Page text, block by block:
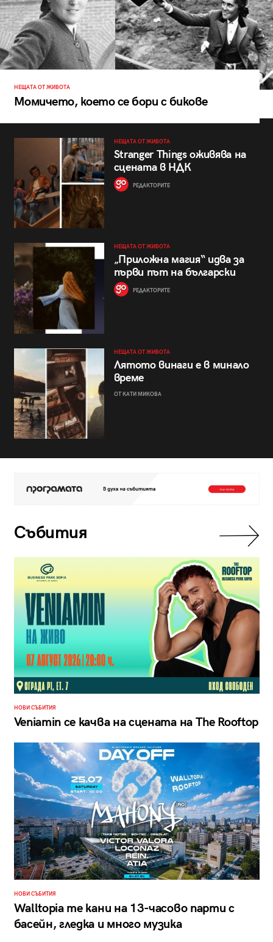
НЕЩАТА ОТ ЖИВОТА
Момичето, което се бори с бикове
НЕЩАТА ОТ ЖИВОТА
Stranger Things оживява на
сцената в НДК
РЕДАКТОРИТЕ
НЕЩАТА ОТ ЖИВОТА
„Приложна магия“ идва за
първи път на български
РЕДАКТОРИТЕ
НЕЩАТА ОТ ЖИВОТА
Лятото винаги е в минало
време
ОТ КАТИ МИКОВА
Събития
НОВИ СЪБИТИЯ
Veniamin се качва на сцената на The Rooftop
НОВИ СЪБИТИЯ
Walltopia те кани на 13-часово парти с
басейн, гледка и много музика